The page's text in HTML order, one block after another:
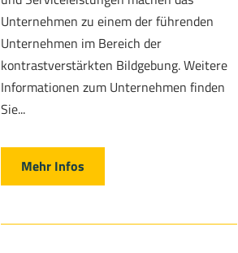
Unternehmen zu einem der führenden
Unternehmen im Bereich der
kontrastverstärkten Bildgebung. Weitere
Informationen zum Unternehmen finden
Sie...
Mehr Infos